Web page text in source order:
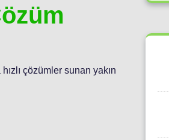
çözümler sunan yakın